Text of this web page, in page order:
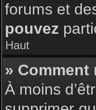
forums et
pouvez
Haut
»
À moins